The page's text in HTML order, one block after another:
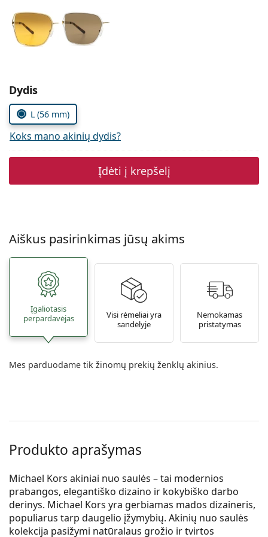
Prada
Pasirinkite parametrus
Dydis
L (56 mm)
Koks mano akinių dydis?
Įdėti į krepšelį
Aiškus pasirinkimas jūsų akims
Įgaliotasis
perpardavėjas
Visi rėmeliai yra
sandėlyje
Nemokamas
pristatymas
Mes parduodame tik žinomų prekių ženklų akinius.
Produkto aprašymas
Michael Kors akiniai nuo saulės – tai modernios
prabangos, elegantiško dizaino ir kokybiško darbo
derinys. Michael Kors yra gerbiamas mados dizaineris,
populiarus tarp daugelio įžymybių. Akinių nuo saulės
kolekcija pasižymi natūralaus grožio ir tvirtos